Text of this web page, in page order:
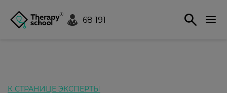
68 191
К СТРАНИЦЕ ЭКСПЕРТЫ